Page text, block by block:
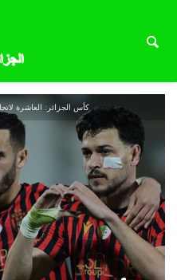
كأس الجزائر: العاشرة